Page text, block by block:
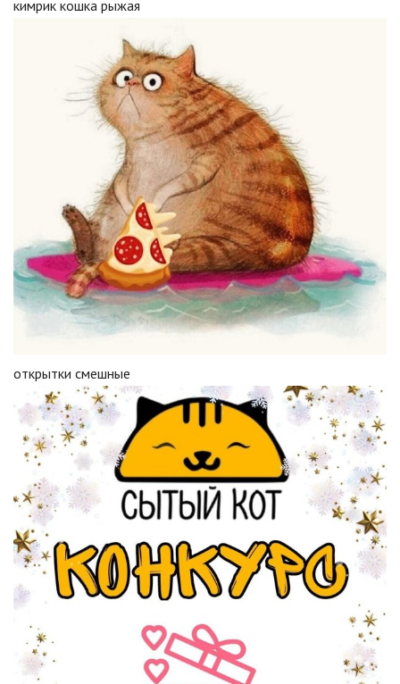
кимрик кошка рыжая
открытки смешные